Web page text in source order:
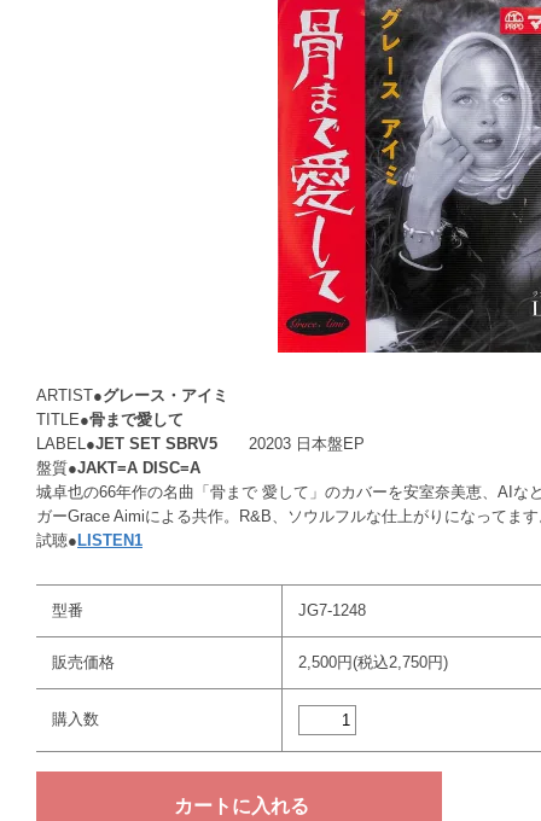
ARTIST●グレース・アイミ
TITLE●骨まで愛して
LABEL●JET SET SBRV5
20203 日本盤EP
盤質●JAKT=A DISC=A
城卓也の66年作の名曲「骨まで 愛して」のカバーを安室奈美恵、AI
ガーGrace Aimiによる共作。R&B、ソウルフルな仕上がりになってま
試聴● LISTEN1
型番 JG7-1248
販売価格 2,500円(税込2,750円)
購入数